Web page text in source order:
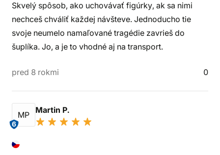
Skvelý spôsob, ako uchovávať figúrky, ak sa nimi
nechceš chváliť každej návšteve. Jednoducho tie
svoje neumelo namaľované tragédie zavrieš do
šuplíka. Jo, a je to vhodné aj na transport.
pred 8 rokmi 0
MP
6
Martin P.